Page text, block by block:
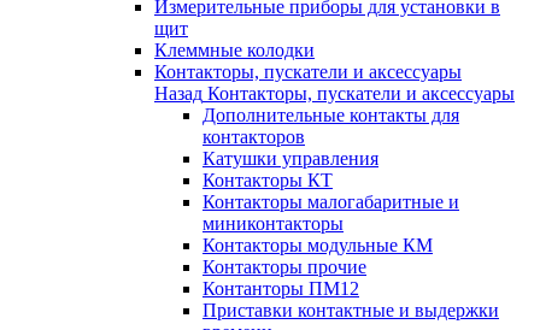
Измерительные приборы для установки в
щит
Клеммные колодки
Контакторы, пускатели и аксессуары
Назад Контакторы, пускатели и аксессуары
Дополнительные контакты для
контакторов
Катушки управления
Контакторы КТ
Контакторы малогабаритные и
миниконтакторы
Контакторы модульные КМ
Контакторы прочие
Контанторы ПМ12
Приставки контактные и выдержки